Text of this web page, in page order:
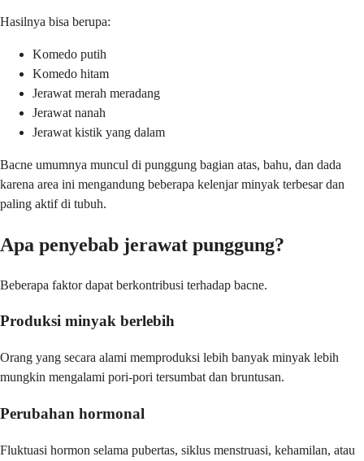
Hasilnya bisa berupa:
Komedo putih
Komedo hitam
Jerawat merah meradang
Jerawat nanah
Jerawat kistik yang dalam
Bacne umumnya muncul di punggung bagian atas, bahu, dan dada
karena area ini mengandung beberapa kelenjar minyak terbesar dan
paling aktif di tubuh.
Apa penyebab jerawat punggung?
Beberapa faktor dapat berkontribusi terhadap bacne.
Produksi minyak berlebih
Orang yang secara alami memproduksi lebih banyak minyak lebih
mungkin mengalami pori-pori tersumbat dan bruntusan.
Perubahan hormonal
Fluktuasi hormon selama pubertas, siklus menstruasi, kehamilan, atau